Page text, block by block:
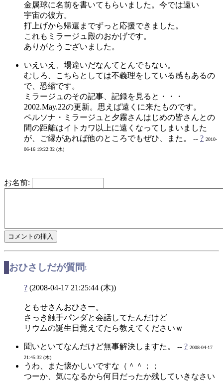
金属球に名前を書いてもらいました。今では遠い
宇宙の彼方。
打上げから帰還までずっと応援できました。
これもミラージュ殿のおかげです。
ありがとうございました。
いえいえ、場違いだなんてとんでもない。
むしろ、こちらとしては不義理をしている感もあるの
で、恐縮です。
ミラージュのその記事、記録を見ると・・・
2002.May.22の更新。思えば遠くに来たものです。
ペルソナ・ミラージュと夕霧さんはじめの皆さんとの
間の距離はイトカワ以上に遠くなってしまいました
が、ご縁があれば他のところでもぜひ、また。 -- ? 2010-
06-16 19:22:32 (水)
お名前:
おひさしだが質問 †
? (2008-04-17 21:25:44 (木))
ともせさんおひさー。
さっき触手パンダと会話してたんだけど
リウムの誕生日覚えてたら教えてくださいｗ
聞いといてなんだけど無事解決しますた。 -- ? 2008-04-17
21:45:32 (木)
うわ、また懐かしいですな（＾＾；；
つーか、気になるから何日だったか残していきなさい